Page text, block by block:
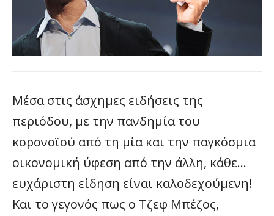
Μέσα στις άσχημες ειδήσεις της
περιόδου, με την πανδημία του
κορονοϊού από τη μία και την παγκόσμια
οικονομική ύφεση από την άλλη, κάθε…
ευχάριστη είδηση είναι καλοδεχούμενη!
Και το γεγονός πως ο Τζεφ Μπέζος,